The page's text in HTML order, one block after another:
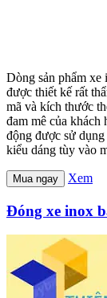
Dòng sản phẩm xe
được thiết kế rất
mã và kích thước
đam mê của khách
động được sử
kiểu dáng tùy vào
Mua ngay Xem
Đóng xe inox